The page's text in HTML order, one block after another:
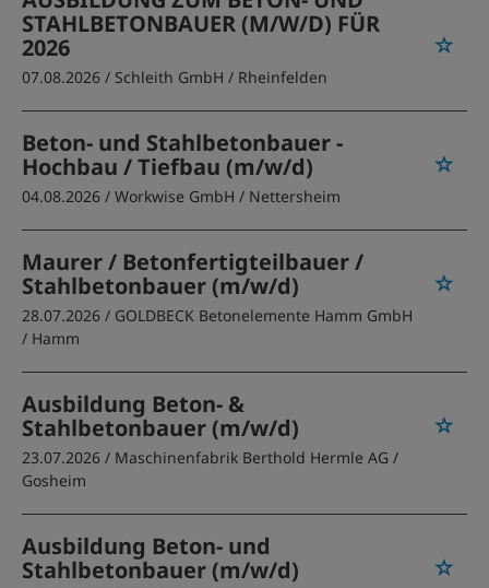
STAHLBETONBAUER (M/W/D) FÜR
2026
07.08.2026 / Schleith GmbH / Rheinfelden
Beton- und Stahlbetonbauer -
Hochbau / Tiefbau (m/w/d)
04.08.2026 / Workwise GmbH / Nettersheim
Maurer / Betonfertigteilbauer /
Stahlbetonbauer (m/w/d)
28.07.2026 / GOLDBECK Betonelemente Hamm GmbH
/ Hamm
Ausbildung Beton- &
Stahlbetonbauer (m/w/d)
23.07.2026 / Maschinenfabrik Berthold Hermle AG /
Gosheim
Ausbildung Beton- und
Stahlbetonbauer (m/w/d)